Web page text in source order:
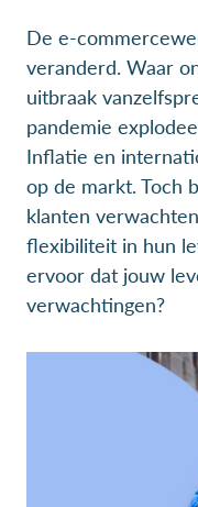
De e-
veranderd. Waar
uitbraak
pandemie
Inflatie en
op de markt. Toch
klanten
flexibiliteit in hun
ervoor dat jouw
verwachtingen?